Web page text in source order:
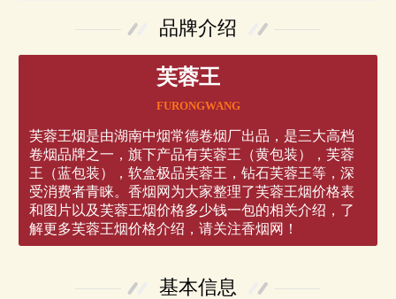
品牌介绍
芙蓉王
FURONGWANG
芙蓉王烟是由湖南中烟常德卷烟厂出品，是三大高档
卷烟品牌之一，旗下产品有芙蓉王（黄包装），芙蓉
王（蓝包装），软盒极品芙蓉王，钻石芙蓉王等，深
受消费者青睐。香烟网为大家整理了芙蓉王烟价格表
和图片以及芙蓉王烟价格多少钱一包的相关介绍，了
解更多芙蓉王烟价格介绍，请关注香烟网！
基本信息